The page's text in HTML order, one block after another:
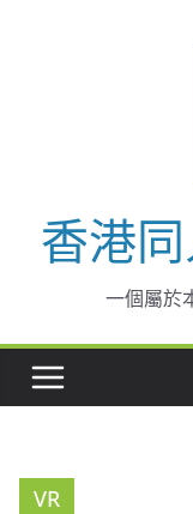
香港
一個屬於
VR